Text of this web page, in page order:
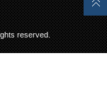
reserved.